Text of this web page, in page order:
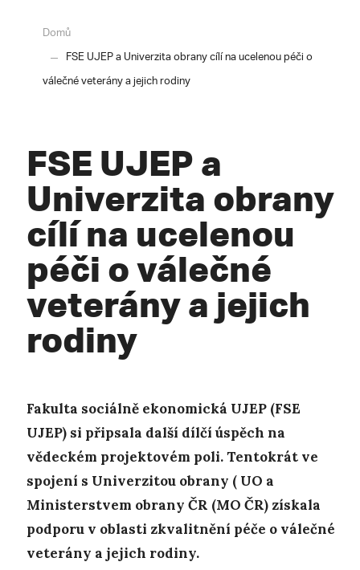
Domů
FSE UJEP a Univerzita obrany cílí na ucelenou péči o
válečné veterány a jejich rodiny
FSE UJEP a
Univerzita obrany
cílí na ucelenou
péči o válečné
veterány a jejich
rodiny
Fakulta sociálně ekonomická UJEP (FSE
UJEP) si připsala další dílčí úspěch na
vědeckém projektovém poli. Tentokrát ve
spojení s Univerzitou obrany ( UO a
Ministerstvem obrany ČR (MO ČR) získala
podporu v oblasti zkvalitnění péče o válečné
veterány a jejich rodiny.